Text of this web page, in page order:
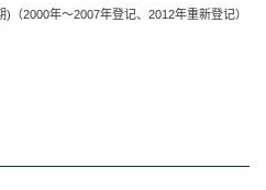
（2000年～2007年登记、2012年重新登记）